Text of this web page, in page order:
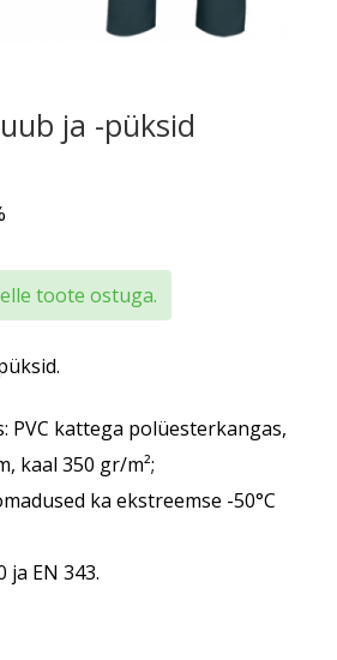
ja -püksid
toote ostuga.
PVC kattega polüesterkangas,
kaal 350 gr/m²;
ka ekstreemse -50°C
ja EN 343.